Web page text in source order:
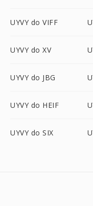
UYVY do VIFF
UYVY do XV
UYVY do JBG
UYVY do HEIF
UYVY do SIX